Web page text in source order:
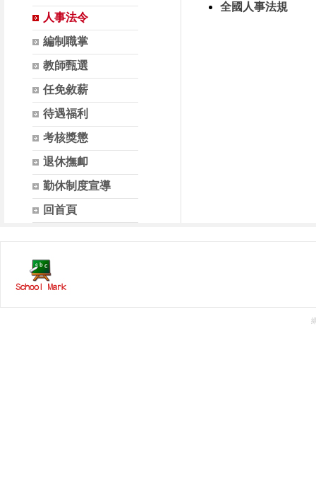
人事法令
編制職掌
教師甄選
任免敘薪
待遇福利
考核獎懲
退休撫卹
勤休制度宣導
回首頁
全國人事法規